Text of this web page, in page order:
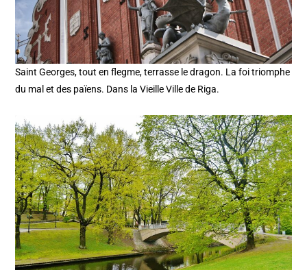
Saint Georges, tout en flegme, terrasse le dragon. La foi triomphe
du mal et des païens. Dans la Vieille Ville de Riga.